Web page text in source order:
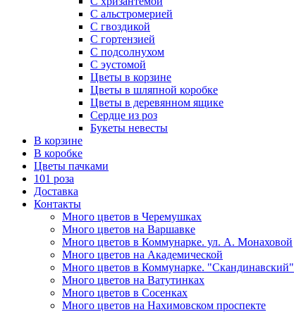
С альстромерией
С гвоздикой
С гортензией
С подсолнухом
С эустомой
Цветы в корзине
Цветы в шляпной коробке
Цветы в деревянном ящике
Сердце из роз
Букеты невесты
В корзине
В коробке
Цветы пачками
101 роза
Доставка
Контакты
Много цветов в Черемушках
Много цветов на Варшавке
Много цветов в Коммунарке. ул. А. Монаховой
Много цветов на Академической
Много цветов в Коммунарке. "Скандинавский"
Много цветов на Ватутинках
Много цветов в Сосенках
Много цветов на Нахимовском проспекте